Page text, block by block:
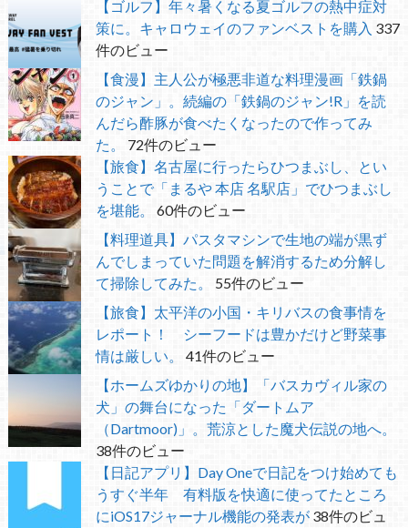
【ゴルフ】年々暑くなる夏ゴルフの熱中症対
策に。キャロウェイのファンベストを購入 337
件のビュー
【食漫】主人公が極悪非道な料理漫画「鉄鍋
のジャン」。続編の「鉄鍋のジャン!R」を読
んだら酢豚が食べたくなったので作ってみ
た。
72件のビュー
【旅食】名古屋に行ったらひつまぶし、とい
うことで「まるや 本店 名駅店」でひつまぶし
を堪能。
60件のビュー
【料理道具】パスタマシンで生地の端が黒ず
んでしまっていた問題を解消するため分解し
て掃除してみた。
55件のビュー
【旅食】太平洋の小国・キリバスの食事情を
レポート！ シーフードは豊かだけど野菜事
情は厳しい。
41件のビュー
【ホームズゆかりの地】「バスカヴィル家の
犬」の舞台になった「ダートムア
（Dartmoor)」。荒涼とした魔犬伝説の地へ。
38件のビュー
【日記アプリ】Day Oneで日記をつけ始めても
うすぐ半年 有料版を快適に使ってたところ
にiOS17ジャーナル機能の発表が 38件のビュ